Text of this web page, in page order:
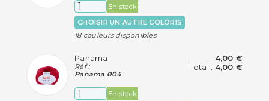
En stock
CHOISIR UN AUTRE COLORIS
18 couleurs disponibles
Panama
Réf :
Panama 004
En stock
4,00 €
Total : 4,00 €